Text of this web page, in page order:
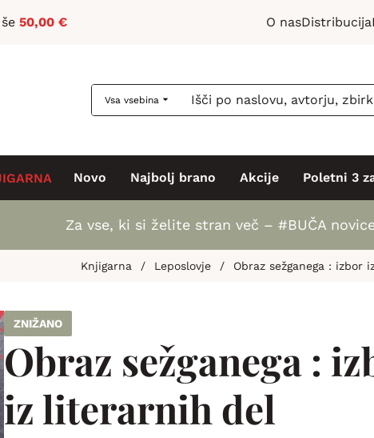
50,00 € O nasDistribucija
Vsa vsebina
Novo Najbolj brano Akcije Poletni 3
Za vse, ki si želite stran več – #BUČA
Knjigarna / Leposlovje / Obraz sežganega : izbor
ZNIŽANO
Obraz sežganega :
iz literarnih del